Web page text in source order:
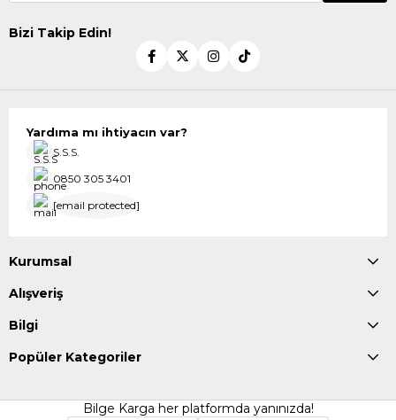
Bizi Takip Edin!
Yardıma mı ihtiyacın var?
S.S.S.
0850 305 3401
[email protected]
Kurumsal
Alışveriş
Bilgi
Popüler Kategoriler
Bilge Karga her platformda yanınızda!